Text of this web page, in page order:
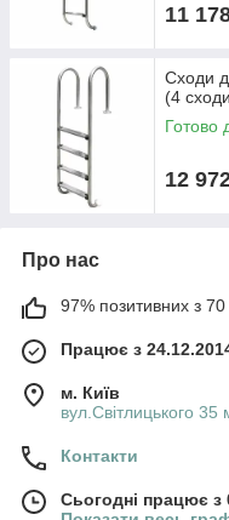
11
Сходи
(4
Готово
12
Про нас
97% позитивних з 70
Працює з
м. Київ
вул.Світлицького 35
Контакти
Сьогодні працює з